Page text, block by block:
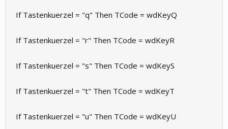
If Tastenkuerzel = "q" Then TCode = wdKeyQ
If Tastenkuerzel = "r" Then TCode = wdKeyR
If Tastenkuerzel = "s" Then TCode = wdKeyS
If Tastenkuerzel = "t" Then TCode = wdKeyT
If Tastenkuerzel = "u" Then TCode = wdKeyU